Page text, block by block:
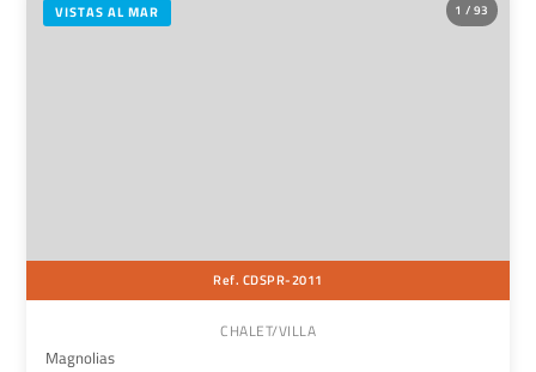
1 / 93
VISTAS AL MAR
Ref. CDSPR-2011
CHALET/VILLA
Magnolias